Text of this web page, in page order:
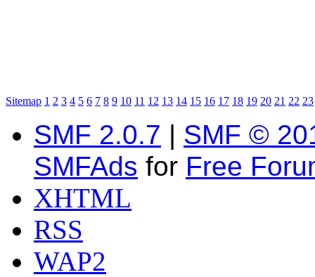
Sitemap 1 2 3 4 5 6 7 8 9 10 11 12 13 14 15 16 17 18 19 20 21 22 23
SMF 2.0.7 | SMF ©
SMFAds for Free
XHTML
RSS
WAP2